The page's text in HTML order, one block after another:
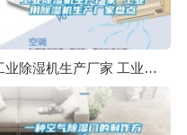
工业除湿机生产厂家 工业用除湿机生产厂家盘点